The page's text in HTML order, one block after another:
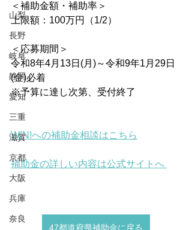
山梨
長野
岐阜
静岡
愛知
三重
滋賀
京都
大阪
兵庫
奈良
＜補助金額・補助率＞
上限額：100万円（1/2）
＜応募期間＞
令和8年4月13日(月)～令和9年1月29日
(金)必着
※予算に達し次第、受付終了
WIN!への補助金相談はこちら
補助金の詳しい内容は公式サイトへ
47都道府県補助金に戻る